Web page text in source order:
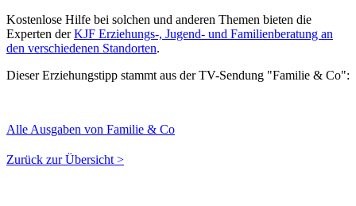
Kostenlose Hilfe bei solchen und anderen Themen bieten die
Experten derKJF Erziehungs-, Jugend- und Familienberatung an
den verschiedenen Standorten.
Dieser Erziehungstipp stammt aus der TV-Sendung "Familie & Co":
Alle Ausgaben von Familie & Co
Zurück zur Übersicht >